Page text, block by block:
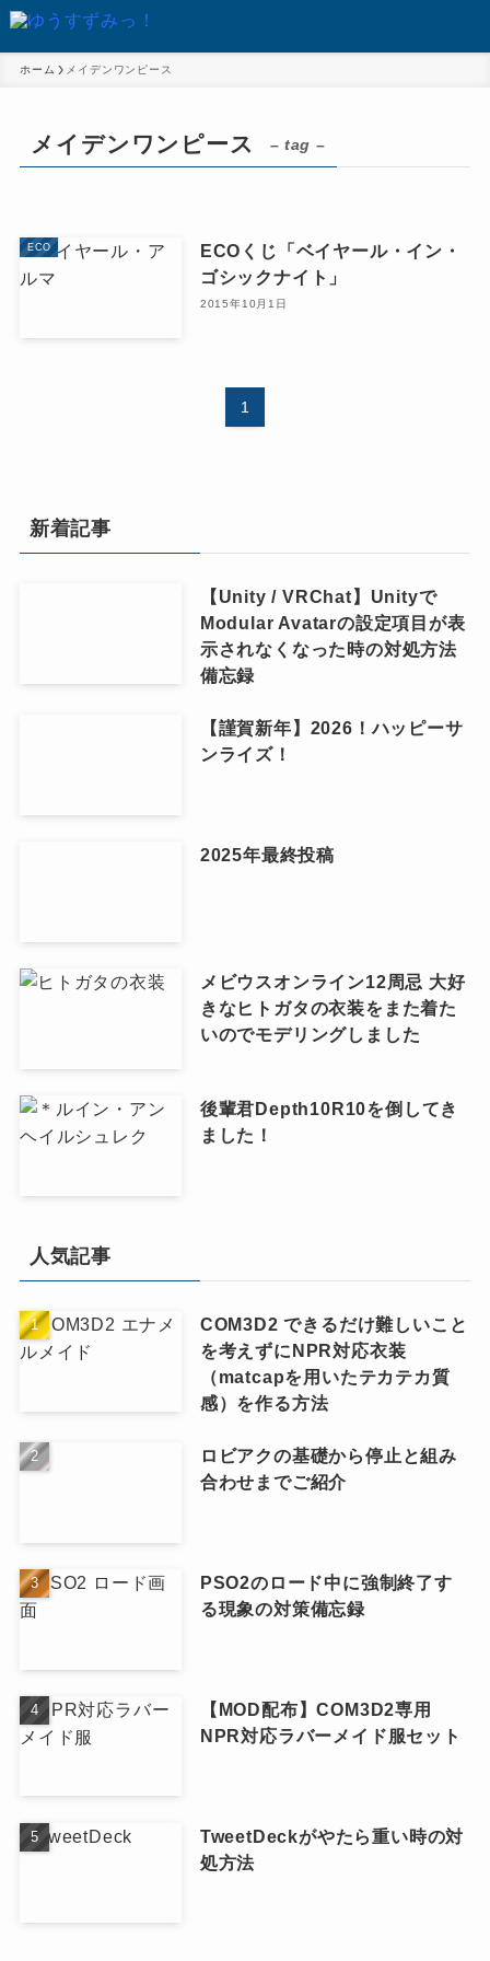
ホーム メイデンワンピース
メイデンワンピース – tag –
ECO
ECOくじ「ベイヤール・イン・
ゴシックナイト」
2015年10月1日
1
新着記事
【Unity / VRChat】Unityで
Modular Avatarの設定項目が表
示されなくなった時の対処方法
備忘録
【謹賀新年】2026！ハッピーサ
ンライズ！
2025年最終投稿
メビウスオンライン12周忌 大好
きなヒトガタの衣装をまた着た
いのでモデリングしました
後輩君Depth10R10を倒してき
ました！
人気記事
COM3D2 できるだけ難しいこと
を考えずにNPR対応衣装
（matcapを用いたテカテカ質
感）を作る方法
ロビアクの基礎から停止と組み
合わせまでご紹介
PSO2のロード中に強制終了す
る現象の対策備忘録
【MOD配布】COM3D2専用
NPR対応ラバーメイド服セット
TweetDeckがやたら重い時の対
処方法